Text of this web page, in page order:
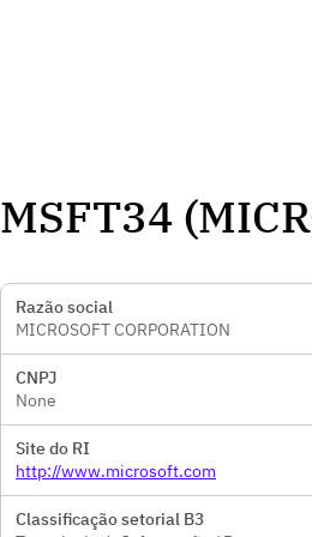
MSFT34
Razão social
MICROSOFT CORPORATION
CNPJ
None
Site do RI
http://www.microsoft.com
Classificação setorial B3